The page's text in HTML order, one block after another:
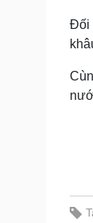
Đối